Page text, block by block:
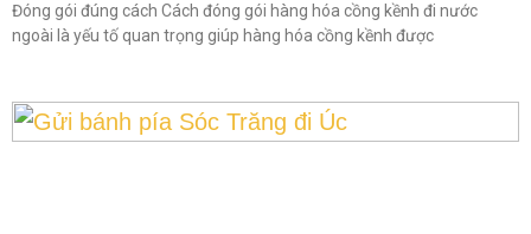
Đóng gói đúng cách Cách đóng gói hàng hóa cồng kềnh đi nước
ngoài là yếu tố quan trọng giúp hàng hóa cồng kềnh được